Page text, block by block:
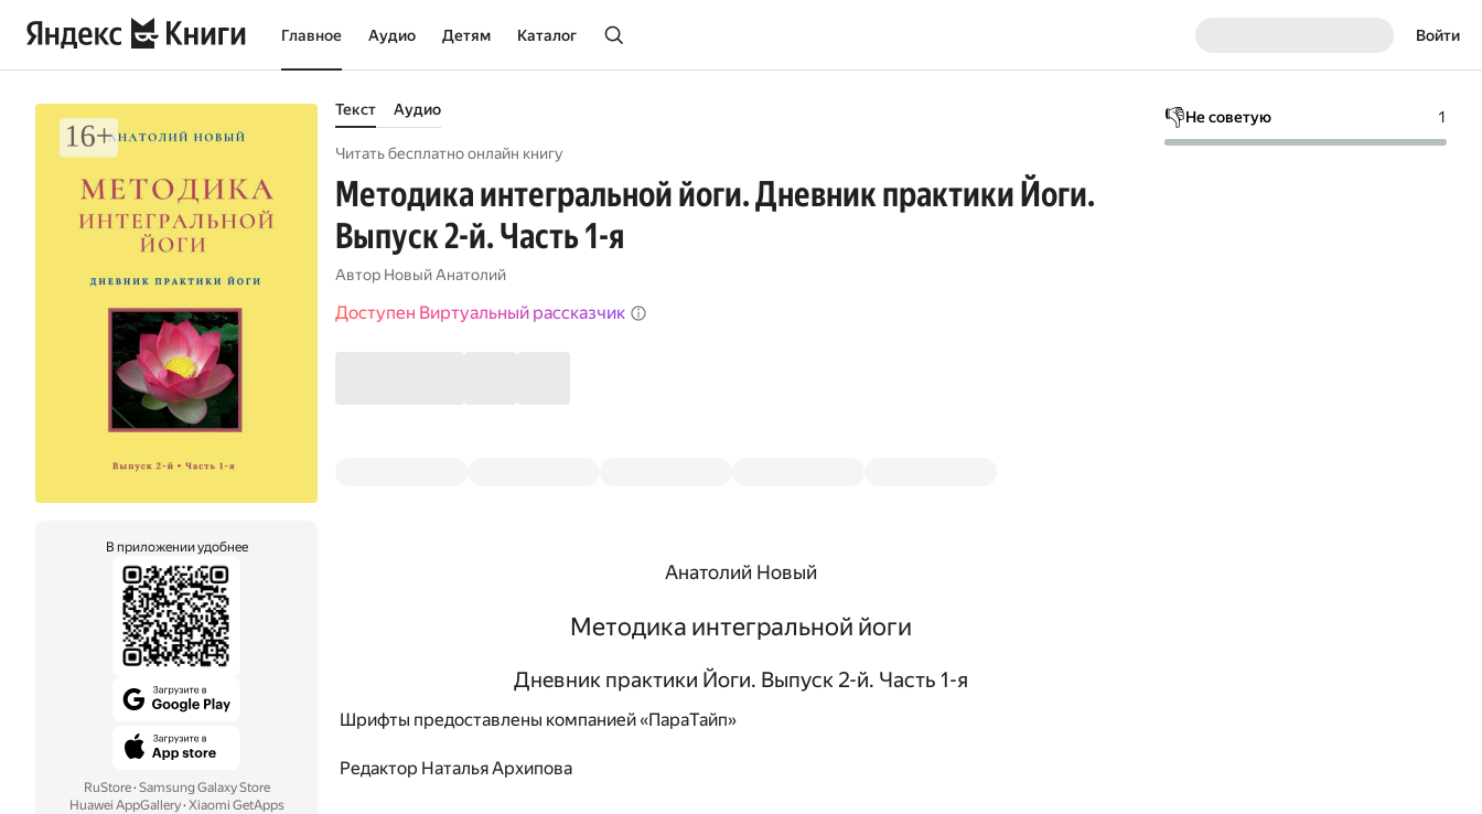
Главное Аудио Детям Каталог Войти
В приложении удобнее
RuStore· Samsung Galaxy Store
Huawei AppGallery· Xiaomi GetApps
Текст Аудио
Читать бесплатно онлайн книгу
Методика интегральной йоги. Дневник практики Йоги.
Выпуск 2-й. Часть 1-я
Автор Новый Анатолий
Доступен Виртуальный рассказчик
Анатолий Новый
Методика интегральной йоги
Дневник практики Йоги. Выпуск 2-й. Часть 1-я
Шрифты предоставлены компанией «ПараТайп»
Редактор Наталья Архипова
👎Не советую 1